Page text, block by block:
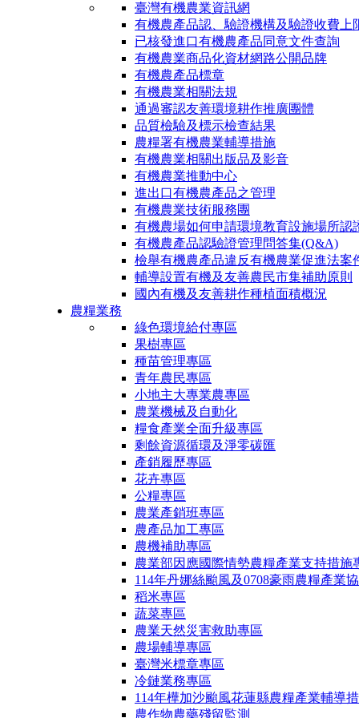
臺灣有機農業資訊網
有機農產品認、驗證機構及驗證收費上
已核發進口有機農產品同意文件查詢
有機農業商品化資材網路公開品牌
有機農產品標章
有機農業相關法規
通過審認友善環境耕作推廣團體
品質檢驗及標示檢查結果
農糧署有機農業輔導措施
有機農業相關出版品及影音
有機農業推動中心
進出口有機農產品之管理
有機農業技術服務團
有機農場如何申請環境教育設施場所認
有機農產品認驗證管理問答集(Q&A)
檢舉有機農產品違反有機農業促進法案
輔導設置有機及友善農民市集補助原則
國內有機及友善耕作種植面積概況
農糧業務
綠色環境給付專區
果樹專區
種苗管理專區
青年農民專區
小地主大專業農專區
農業機械及自動化
糧食產業全面升級專區
剩餘資源循環及淨零碳匯
產銷履歷專區
花卉專區
公糧專區
農業產銷班專區
農產品加工專區
農機補助專區
農業部因應國際情勢農糧產業支持措施
114年丹娜絲颱風及0708豪雨農糧產業
稻米專區
蔬菜專區
農業天然災害救助專區
農場輔導專區
臺灣米標章專區
冷鏈業務專區
114年樺加沙颱風花蓮縣農糧產業輔導
農作物農藥殘留監測